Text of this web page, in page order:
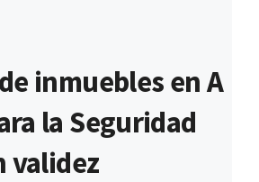
inmuebles en A
la Seguridad
validez